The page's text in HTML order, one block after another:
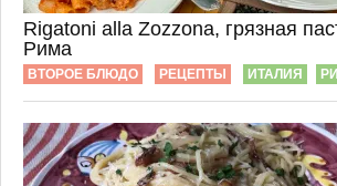
Rigatoni alla Zozzona, грязная
Рима
ВТОРОЕ БЛЮДО РЕЦЕПТЫ ИТАЛИЯ